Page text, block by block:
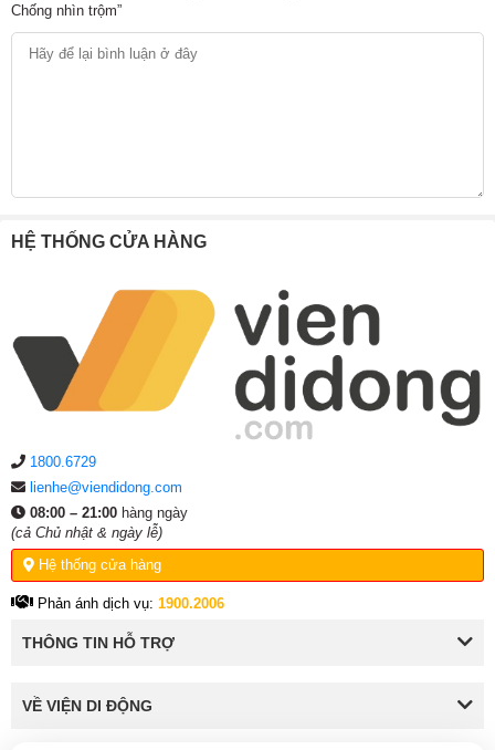
Chống nhìn trộm”
HỆ THỐNG CỬA HÀNG
1800.6729
lienhe@viendidong.com
08:00 – 21:00 hàng ngày
(cả Chủ nhật & ngày lễ)
Hệ thống cửa hàng
Phản ánh dịch vụ: 1900.2006
THÔNG TIN HỖ TRỢ
VỀ VIỆN DI ĐỘNG